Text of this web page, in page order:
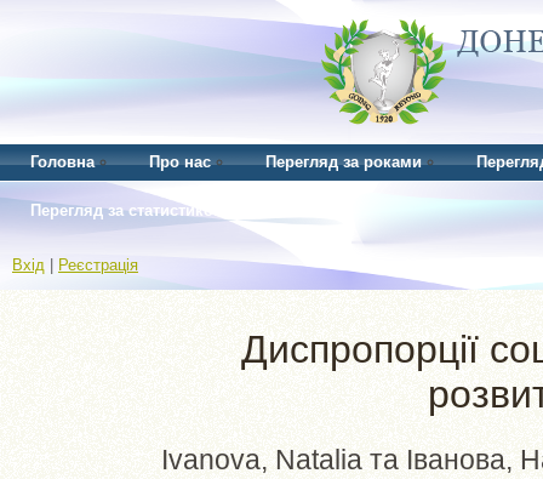
Головна Про нас Перегляд за роками
Перегляд за статистикою
Вхід Реєстрація
Диспропорції
Ivanova, Natalia та Іванова,